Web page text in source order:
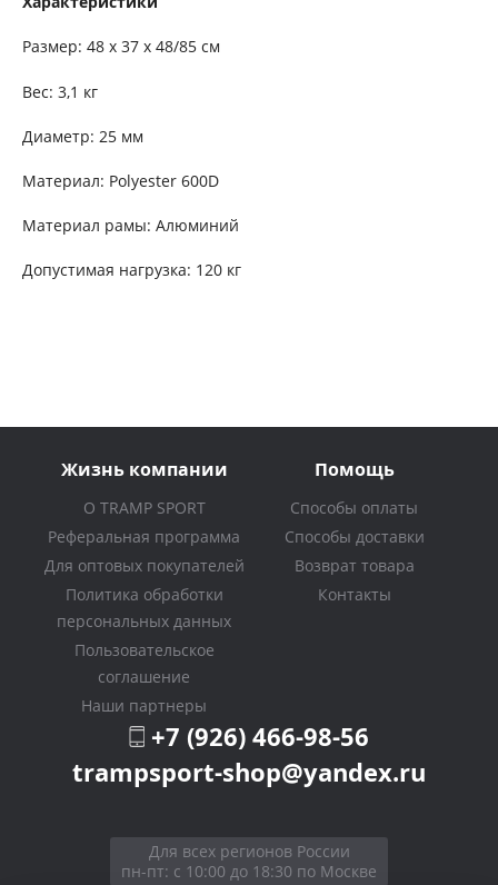
Размер: 48 х 37 х 48/85 см
Вес: 3,1 кг
Диаметр: 25 мм
Материал: Polyester 600D
Материал рамы: Алюминий
Допустимая нагрузка: 120 кг
Жизнь компании
О TRAMP SPORT
Реферальная программа
Для оптовых покупателей
Политика обработки
персональных данных
Пользовательское
соглашение
Наши партнеры
Помощь
Способы оплаты
Способы доставки
Возврат товара
Контакты
+7 (926) 466-98-56
trampsport-shop@yandex.ru
Для всех регионов России
пн-пт: с 10:00 до 18:30 по Москве